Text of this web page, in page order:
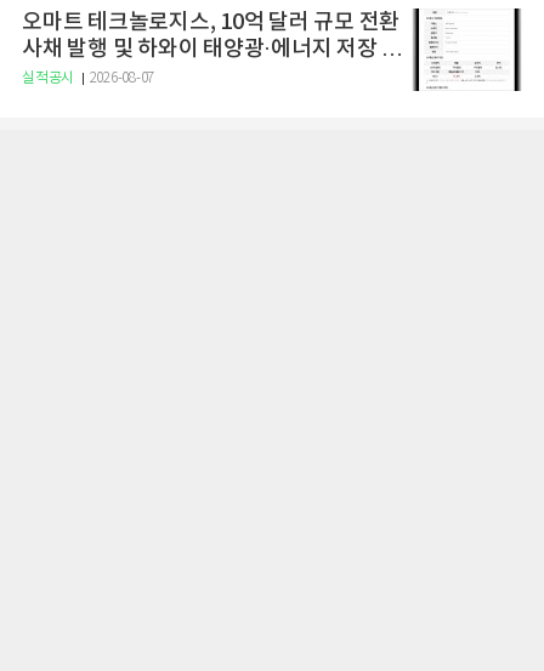
오마트 테크놀로지스, 10억 달러 규모 전환
사채 발행 및 하와이 태양광·에너지 저장 시
설 인수 완료
실적공시 2026-08-07